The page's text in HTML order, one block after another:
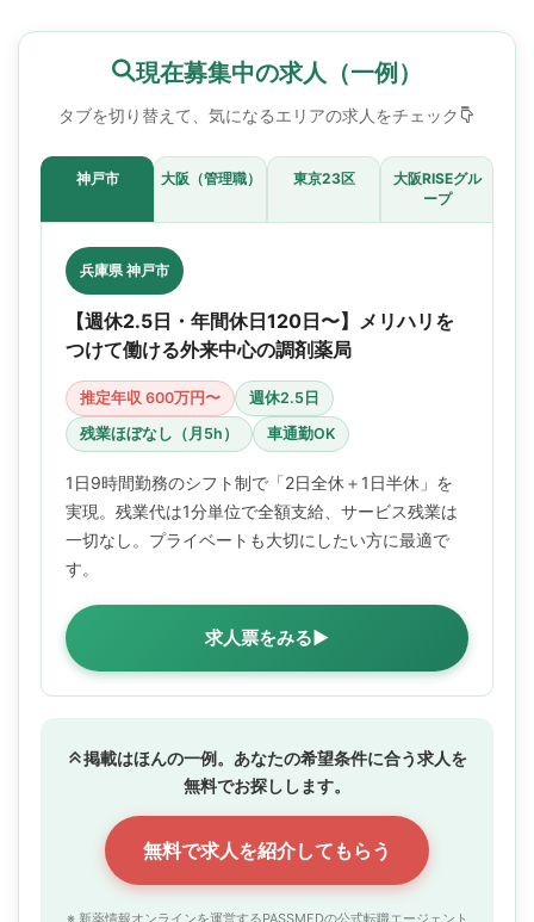
現在募集中の求人（一例）
タブを切り替えて、気になるエリアの求人をチェック
神戸市 大阪（管理職） 東京23区
大阪RISEグル
ープ
兵庫県 神戸市
【週休2.5日・年間休日120日〜】メリハリを
つけて働ける外来中心の調剤薬局
推定年収 600万円〜
週休2.5日
残業ほぼなし（月5h）
車通勤OK
1日9時間勤務のシフト制で「2日全休＋1日半休」を
実現。残業代は1分単位で全額支給、サービス残業は
一切なし。プライベートも大切にしたい方に最適で
す。
求人票をみる▶
掲載はほんの一例。あなたの希望条件に合う求人を
無料でお探しします。
無料で求人を紹介してもらう
※ 新薬情報オンラインを運営するPASSMEDの公式転職エージェント